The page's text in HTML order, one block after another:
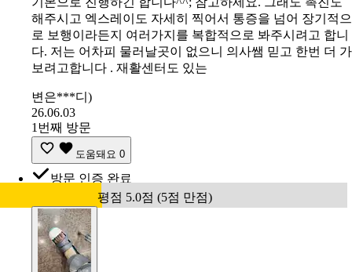
해주시고 엑스레이도 자세히 찍어서 통증을 넘어 장기적으
로 보행이라든지 여러가지를 복합적으로 봐주시려고 합니
다. 저는 어차피 물러날곳이 없으니 의사쌤 믿고 한번 더 가
보려고합니다 . 재활센터도 있는
변은***디)
26.06.03
1번째 방문
도움돼요 0
방문 인증 완료
평점 5.0점 (5점 만점)